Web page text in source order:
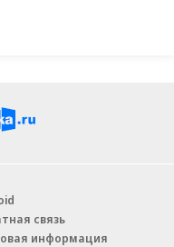
связь
информация